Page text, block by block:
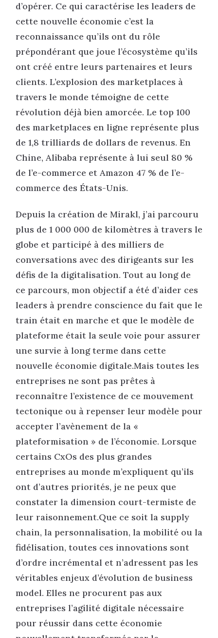
d’opérer. Ce qui caractérise les leaders de
cette nouvelle économie c’est la
reconnaissance qu’ils ont du rôle
prépondérant que joue l’écosystème qu’ils
ont créé entre leurs partenaires et leurs
clients. L’explosion des marketplaces à
travers le monde témoigne de cette
révolution déjà bien amorcée. Le top 100
des marketplaces en ligne représente plus
de 1,8 trilliards de dollars de revenus. En
Chine, Alibaba représente à lui seul 80 %
de l’e-commerce et Amazon 47 % de l’e-
commerce des États-Unis.
Depuis la création de Mirakl, j’ai parcouru
plus de 1 000 000 de kilomètres à travers le
globe et participé à des milliers de
conversations avec des dirigeants sur les
défis de la digitalisation. Tout au long de
ce parcours, mon objectif a été d’aider ces
leaders à prendre conscience du fait que le
train était en marche et que le modèle de
plateforme était la seule voie pour assurer
une survie à long terme dans cette
nouvelle économie digitale.Mais toutes les
entreprises ne sont pas prêtes à
reconnaître l’existence de ce mouvement
tectonique ou à repenser leur modèle pour
accepter l’avènement de la «
plateformisation » de l’économie. Lorsque
certains CxOs des plus grandes
entreprises au monde m’expliquent qu’ils
ont d’autres priorités, je ne peux que
constater la dimension court-termiste de
leur raisonnement.Que ce soit la supply
chain, la personnalisation, la mobilité ou la
fidélisation, toutes ces innovations sont
d’ordre incrémental et n’adressent pas les
véritables enjeux d’évolution de business
model. Elles ne procurent pas aux
entreprises l’agilité digitale nécessaire
pour réussir dans cette économie